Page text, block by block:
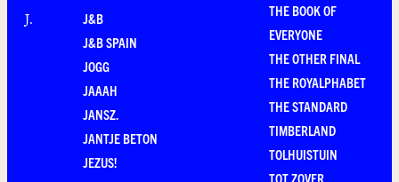
J.
J&B
J&B SPAIN
JOGG
JAAAH
JANSZ.
JANTJE BETON
JEZUS!
THE BOOK OF
EVERYONE
THE OTHER FINAL
THE ROYALPHABET
THE STANDARD
TIMBERLAND
TOLHUISTUIN
TOT ZOVER